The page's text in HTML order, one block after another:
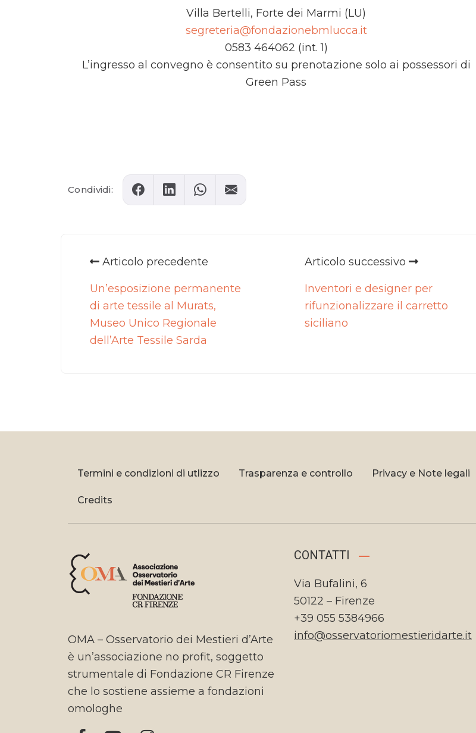
Villa Bertelli, Forte dei Marmi (LU)
segreteria@fondazionebmlucca.it
0583 464062 (int. 1)
L’ingresso al convegno è consentito su prenotazione solo ai possessori di
Green Pass
Condividi:
Articolo precedente
Un’esposizione permanente
di arte tessile al Murats,
Museo Unico Regionale
dell’Arte Tessile Sarda
Articolo successivo
Inventori e designer per
rifunzionalizzare il carretto
siciliano
Termini e condizioni di utlizzo Trasparenza e controllo Privacy e Note legali
Credits
OMA – Osservatorio dei Mestieri d’Arte
è un’associazione no profit, soggetto
strumentale di Fondazione CR Firenze
che lo sostiene assieme a fondazioni
omologhe
CONTATTI
Via Bufalini, 6
50122 – Firenze
+39 055 5384966
info@osservatoriomestieridarte.it